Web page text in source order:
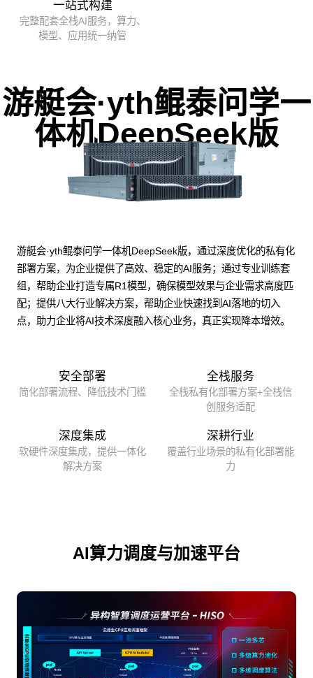
一站式构建
完整配套全栈AI服务，算力、
模型、应用统一纳管
游艇会·yth鲲泰问学一
体机DeepSeek版
游艇会·yth鲲泰问学一体机DeepSeek版，通过深度优化的私有化
部署方案，为企业提供了高效、稳定的AI服务；通过专业训练套
组，帮助企业打造专属R1模型，确保模型效果与企业需求高度匹
配；提供八大行业解决方案，帮助企业快速找到AI落地的切入
点，助力企业将AI技术深度融入核心业务，真正实现降本增效。
安全部署
简化部署流程、降低技术门槛
全栈服务
全栈私有化部署方案+全栈信
创服务适配
深度集成
软硬件深度集成，提供一体化
解决方案
深耕行业
覆盖行业场景的私有化部署能
力
AI算力调度与加速平台